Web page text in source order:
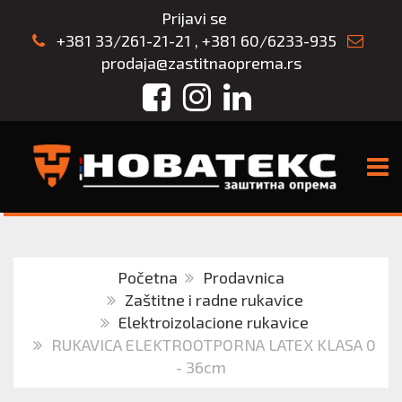
Prijavi se
+381 33/261-21-21 , +381 60/6233-935
prodaja@zastitnaoprema.rs
FacebookInstagram
LinkedIn
Početna
Prodavnica
Zaštitne i radne rukavice
Elektroizolacione rukavice
RUKAVICA ELEKTROOTPORNA LATEX KLASA 0
- 36cm